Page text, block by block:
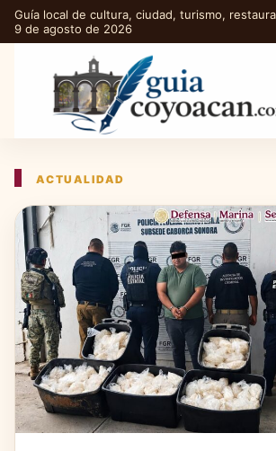
Guía local de cultura, ciudad, turismo,
9 de agosto de 2026
ACTUALIDAD